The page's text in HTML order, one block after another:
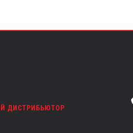
ДИСТРИБЬЮТОР